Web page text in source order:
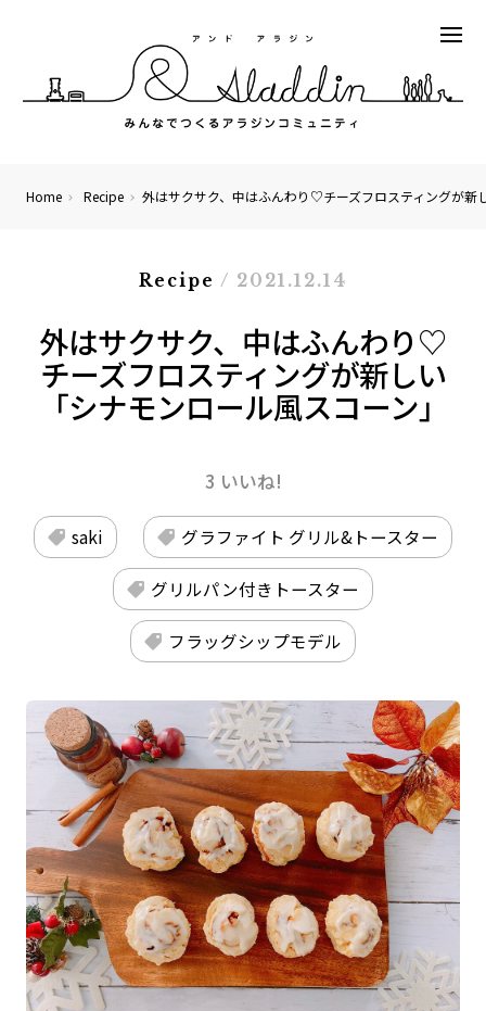
Home Recipe 外はサクサク、中はふんわり♡チーズフロスティングが新
Recipe / 2021.12.14
外はサクサク、中はふんわり♡
チーズフロスティングが新しい
「シナモンロール風スコーン」
3 いいね!
saki グラファイト グリル&トースター
グリルパン付きトースター
フラッグシップモデル